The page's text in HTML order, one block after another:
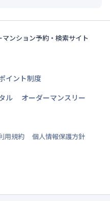
ンション予約・検索サイト
イント制度
ル
オーダーマンスリー
用規約
個人情報保護方針